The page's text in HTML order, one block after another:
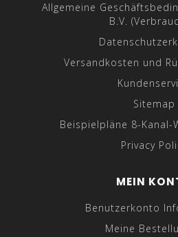
Allgemeine
B.V.
Versandkosten und
Sitemap
Beispielpläne 8-Kanal-
Privacy
MEIN
Benutzerkonto
Meine